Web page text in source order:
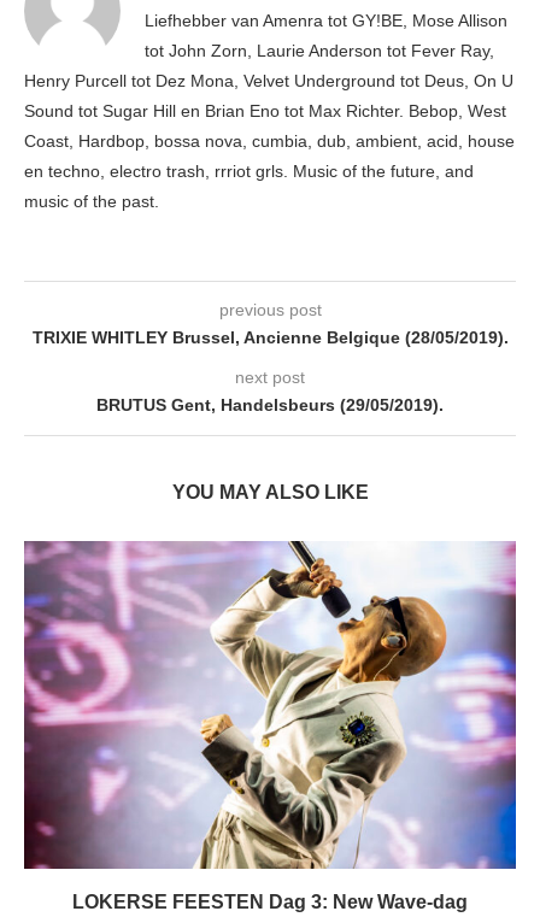
Liefhebber van Amenra tot GY!BE, Mose Allison
tot John Zorn, Laurie Anderson tot Fever Ray,
Henry Purcell tot Dez Mona, Velvet Underground tot Deus, On U
Sound tot Sugar Hill en Brian Eno tot Max Richter. Bebop, West
Coast, Hardbop, bossa nova, cumbia, dub, ambient, acid, house
en techno, electro trash, rrriot grls. Music of the future, and
music of the past.
previous post
TRIXIE WHITLEY Brussel, Ancienne Belgique (28/05/2019).
next post
BRUTUS Gent, Handelsbeurs (29/05/2019).
YOU MAY ALSO LIKE
LOKERSE FEESTEN Dag 3: New Wave-dag